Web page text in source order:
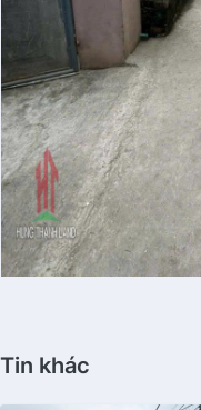
Tin khác